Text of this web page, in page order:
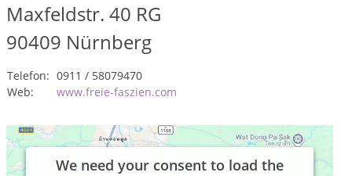
Maxfeldstr. 40 RG
90409 Nürnberg
Telefon: 0911 / 58079470
Web:
www.freie-faszien.com
We need your consent to load the